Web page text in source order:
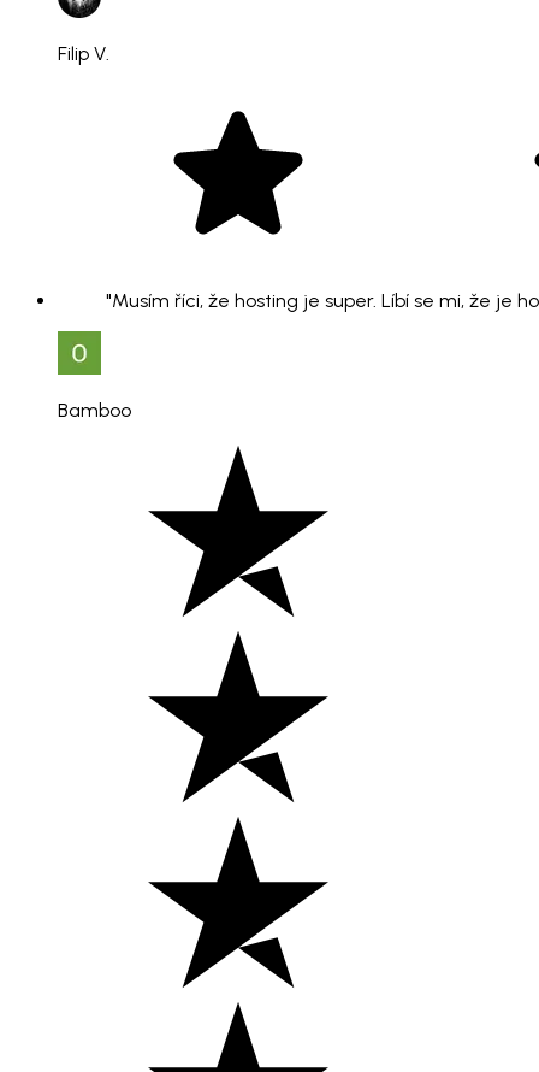
Filip V.
"Musím říci, že hosting je super. Líbí se mi, že je
Bamboo